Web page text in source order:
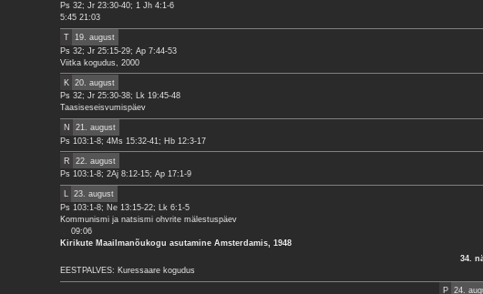
Ps 32; Jr 23:30-40; 1 Jh 4:1-6
5:45 21:03
T
19. august
Ps 32; Jr 25:15-29; Ap 7:44-53
Viitka kogudus, 2000
K
20. august
Ps 32; Jr 25:30-38; Lk 19:45-48
Taasiseseisvumispäev
N
21. august
Ps 103:1-8; 4Ms 15:32-41; Hb 12:3-17
R
22. august
Ps 103:1-8; 2Aj 8:12-15; Ap 17:1-9
23. august
Ps 103:1-8; Ne 13:15-22; Lk 6:1-5
Kommunismi ja natsismi ohvrite mälestuspäev
09:06
Kirikute Maailmanõukogu asutamine Amsterdamis, 1948
34.
EESTPALVES: Kuressaare kogudus
P 24.